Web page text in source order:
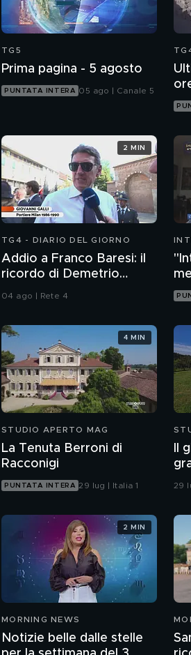
TG5
Prima pagina - 5 agosto
PUNTATA INTERA 05 ago | Canale 5
TG4 - DIARIO DEL GIORNO
Addio a Franco Baresi: il
ricordo di Demetrio
Albertini, Clarence
04 ago | Rete 4
2 MIN
il
STUDIO APERTO MAG
La Tenuta Berroni di
Racconigi
PUNTATA INTERA 29 lug | Italia 1
4 MIN
Il
29
MORNING NEWS
Notizie belle dalle stelle
2 MIN